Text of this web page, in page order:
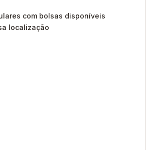
com bolsas disponíveis
localização